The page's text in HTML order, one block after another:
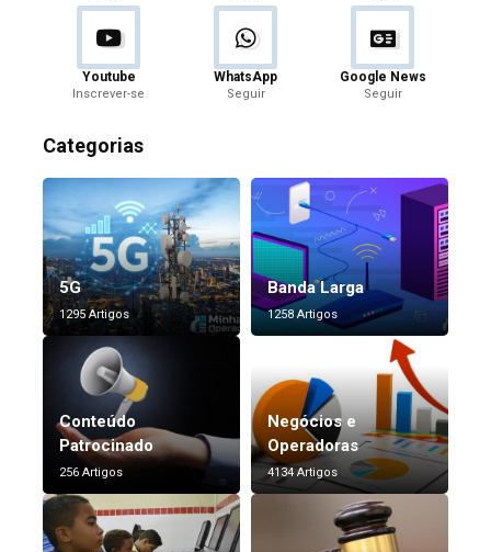
Youtube
Inscrever-se
WhatsApp
Seguir
Google News
Seguir
Categorias
5G
1295 Artigos
Banda Larga
1258 Artigos
Conteúdo
Patrocinado
256 Artigos
Negócios e
Operadoras
4134 Artigos